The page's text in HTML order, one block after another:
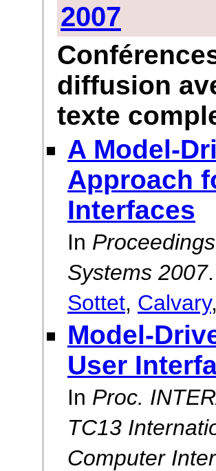
2007
diffusion
texte
A Model-
Approach
Interfaces
In
Systems 2007.
Sottet, Calvary
Model-
User
In Proc.
TC13
Computer